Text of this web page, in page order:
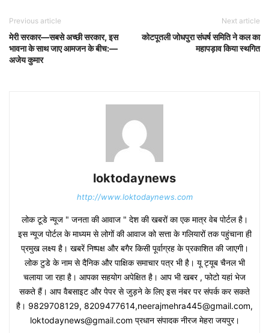
Previous article
मेरी सरकार—सबसे अच्छी सरकार, इस
भावना के साथ जाए आमजन के बीच:—
अजेय कुमार
Next article
कोटपूतली जोधपुरा संघर्ष समिति ने कल का
महापड़ाव किया स्थगित
loktodaynews
http://www.loktodaynews.com
लोक टूडे न्यूज " जनता की आवाज " देश की खबरों का एक मात्र वेब पोर्टल है।
इस न्यूज पोर्टल के माध्यम से लोगों की आवाज को सत्ता के गलियारों तक पहुंचाना ही
प्रमुख लक्ष्य है। खबरें निष्पक्ष और बगैर किसी पूर्वाग्रह के प्रकाशित की जाएगी।
लोक टुडे के नाम से दैनिक और पाक्षिक समाचार पत्र भी है। यू ट्यूब चैनल भी
चलाया जा रहा है। आपका सहयोग अपेक्षित है। आप भी खबर , फोटो यहां भेज
सकते हैं। आप वैबसाइट और पेपर से जुड़ने के लिए इस नंबर पर संपर्क कर सकते
है। 9829708129, 8209477614,neerajmehra445@gmail.com,
loktodaynews@gmail.com प्रधान संपादक नीरज मेहरा जयपुर।